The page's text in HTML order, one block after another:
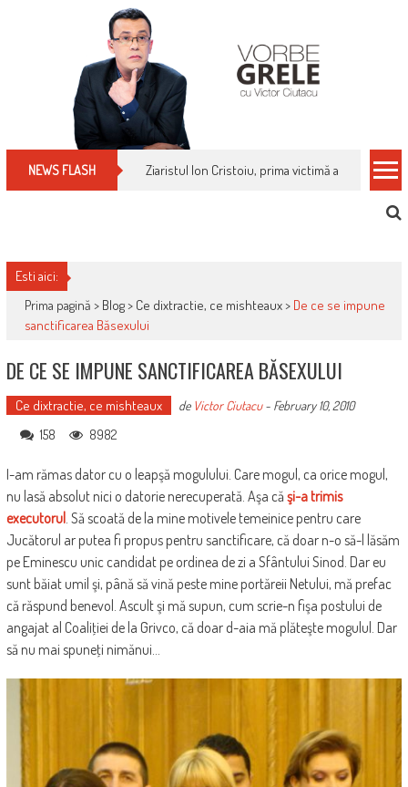
NEWS FLASH Ziaristul Ion Cristoiu, prima victimă a noi
Esti aici:
Prima pagină > Blog> Ce dixtractie, ce mishteaux> De ce se impune
sanctificarea Băsexului
DE CE SE IMPUNE SANCTIFICAREA BĂSEXULUI
Ce dixtractie, ce mishteaux de Victor Ciutacu- February 10, 2010
158 8982
I-am rămas dator cu o leapşă mogulului. Care mogul, ca orice mogul,
nu lasă absolut nici o datorie nerecuperată. Aşa că şi-a trimis
executorul. Să scoată de la mine motivele temeinice pentru care
Jucătorul ar putea fi propus pentru sanctificare, că doar n-o să-l lăsăm
pe Eminescu unic candidat pe ordinea de zi a Sfântului Sinod. Dar eu
sunt băiat umil şi, până să vină peste mine portăreii Netului, mă prefac
că răspund benevol. Ascult şi mă supun, cum scrie-n fişa postului de
angajat al Coaliţiei de la Grivco, că doar d-aia mă plăteşte mogulul. Dar
să nu mai spuneţi nimănui…